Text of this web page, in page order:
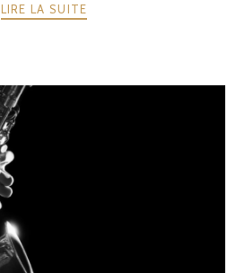
LIRE LA SUITE